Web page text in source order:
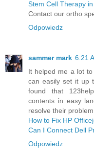
Stem Cell Therapy
Contact our ortho
Odpowiedz
sammer mark 6:21
It helped me a lot
can easily set it up
found that
contents in easy
resolve their
How to Fix HP
Can I Connect Dell
Odpowiedz